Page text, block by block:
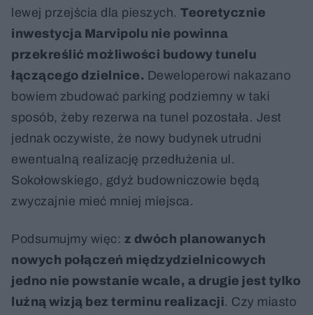
lewej przejścia dla pieszych. Teoretycznie
inwestycja Marvipolu nie powinna
przekreślić możliwości budowy tunelu
łączącego dzielnice. Deweloperowi nakazano
bowiem zbudować parking podziemny w taki
sposób, żeby rezerwa na tunel pozostała. Jest
jednak oczywiste, że nowy budynek utrudni
ewentualną realizację przedłużenia ul.
Sokołowskiego, gdyż budowniczowie będą
zwyczajnie mieć mniej miejsca.
Podsumujmy więc: z dwóch planowanych
nowych połączeń międzydzielnicowych
jedno nie powstanie wcale, a drugie jest tylko
luźną wizją bez terminu realizacji. Czy miasto